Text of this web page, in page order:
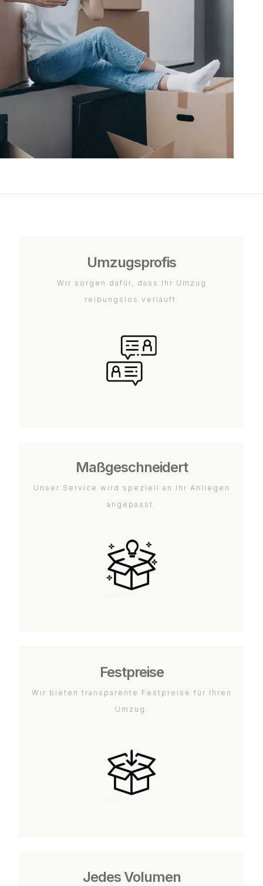
Umzugsprofis
Wir sorgen dafür, dass Ihr Umzug
reibungslos verläuft.
Maßgeschneidert
Unser Service wird speziell an Ihr Anliegen
angepasst.
Festpreise
Wir bieten transparente Festpreise für Ihren
Umzug.
Jedes Volumen